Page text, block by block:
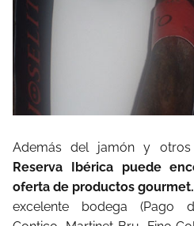
Además del jamón y otros
Reserva Ibérica puede
oferta de productos gourmet.
excelente bodega (Pago